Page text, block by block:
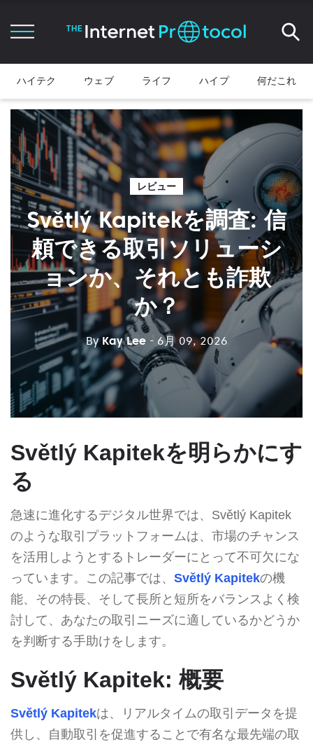
ハイテク ウェブ ライフ ハイプ 何だこれ
レビュー
Světlý Kapitekを調査: 信
頼できる取引ソリューシ
ョンか、それとも詐欺
か？
ByKay Lee - 6月 09, 2026
Světlý Kapitekを明らかにす
る
急速に進化するデジタル世界では、Světlý Kapitek
のような取引プラットフォームは、市場のチャンス
を活用しようとするトレーダーにとって不可欠にな
っています。この記事では、 Světlý Kapitekの機
能、その特長、そして長所と短所をバランスよく検
討して、あなたの取引ニーズに適しているかどうか
を判断する手助けをします。
Světlý Kapitek: 概要
Světlý Kapitekは、リアルタイムの取引データを提
供し、自動取引を促進することで有名な最先端の取